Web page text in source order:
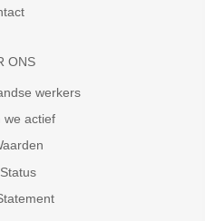
ONS
werkers
we actief